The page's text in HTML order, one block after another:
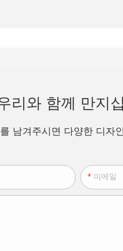
리와 함께 만지
남겨주시면 다양한 디자
이메일